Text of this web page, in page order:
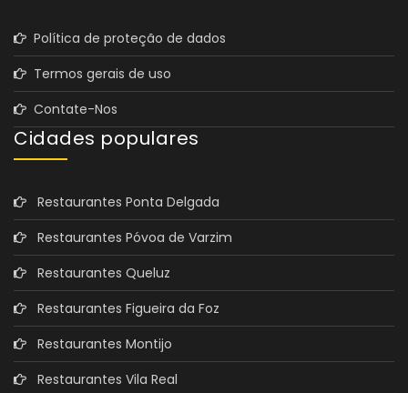
Política de proteção de dados
Termos gerais de uso
Contate-Nos
Cidades populares
Restaurantes Ponta Delgada
Restaurantes Póvoa de Varzim
Restaurantes Queluz
Restaurantes Figueira da Foz
Restaurantes Montijo
Restaurantes Vila Real